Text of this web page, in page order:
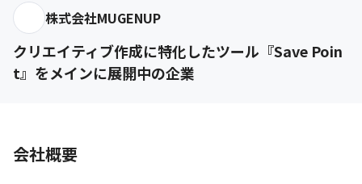
株式会社MUGENUP
クリエイティブ作成に特化したツール『Save Poin
t』をメインに展開中の企業
会社概要